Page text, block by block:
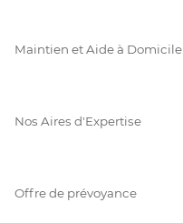
Maintien et Aide à Domicile
Nos Aires d'Expertise
Offre de prévoyance